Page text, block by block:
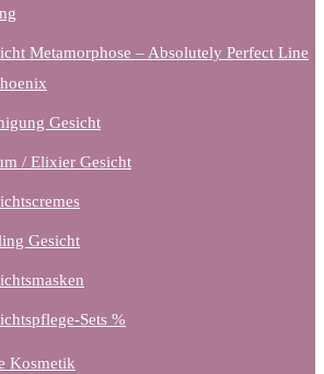
Metamorphose – Absolutely Perfect Line
Gesicht
/ Elixier Gesicht
Gesicht
Sets %
Kosmetik